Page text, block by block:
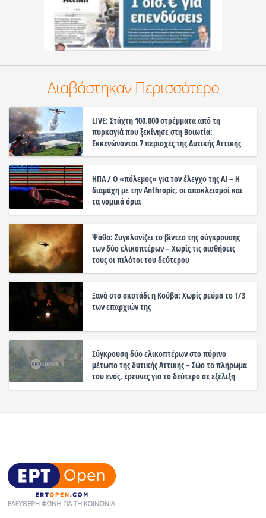
Διαβάστηκαν Περισσότερο
LIVE: Στάχτη 100.000 στρέμματα από τη
πυρκαγιά που ξεκίνησε στη Βοιωτία:
Εκκενώνονται 7 περιοχές της Δυτικής Αττικής
ΗΠΑ / Ο «πόλεμος» για τον έλεγχο της ΑΙ – Η
διαμάχη με την Anthropic, οι αποκλεισμοί και
τα νομικά όρια
Ψάθα: Συγκλονίζει το βίντεο της σύγκρουσης
των δύο ελικοπτέρων – Χωρίς τις αισθήσεις
τους οι πιλότοι του δεύτερου
Ξανά στο σκοτάδι η Κούβα: Χωρίς ρεύμα το 1/3
των επαρχιών της
Σύγκρουση δύο ελικοπτέρων στο πύρινο
μέτωπο της δυτικής Αττικής – Σώο το πλήρωμα
του ενός, έρευνες για το δεύτερο σε εξέλιξη